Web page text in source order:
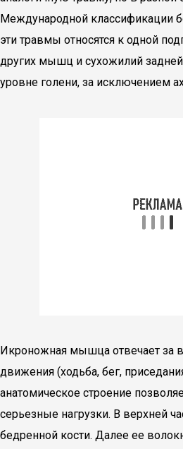
Международной классификации
эти травмы относятся к одной
других мышц и сухожилий
уровне голени, за исключением
Икроножная мышца отвечает за
движения (ходьба, бег,
анатомическое строение
серьезные нагрузки. В верхней
бедренной кости. Далее ее